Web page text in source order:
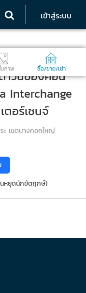
เข้าสู่ระบบ
ภาพ ซื้อ/ขาย/เช่า
าวน์ของคอน
Interchange
ตอร์เชนจ์
เขตบางกอกใหญ่
หยุดนักขัตฤกษ์)